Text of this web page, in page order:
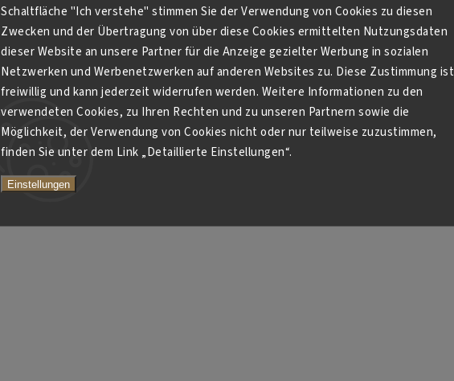
Schaltfläche "Ich verstehe" stimmen Sie der Verwendung von Cookies zu diesen
Zwecken und der Übertragung von über diese Cookies ermittelten Nutzungsdaten
dieser Website an unsere Partner für die Anzeige gezielter Werbung in sozialen
Netzwerken und Werbenetzwerken auf anderen Websites zu. Diese Zustimmung ist
freiwillig und kann jederzeit widerrufen werden. Weitere Informationen zu den
verwendeten Cookies, zu Ihren Rechten und zu unseren Partnern sowie die
Möglichkeit, der Verwendung von Cookies nicht oder nur teilweise zuzustimmen,
finden Sie unter dem Link „Detaillierte Einstellungen“.
Einstellungen